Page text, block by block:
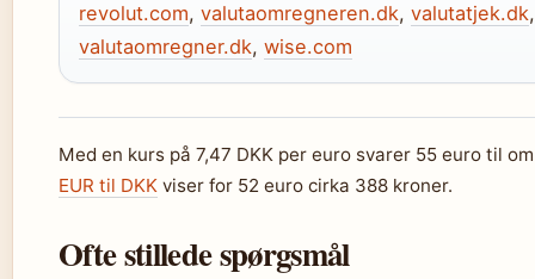
revolut.com, valutaomregneren.dk, valutatjek.dk
valutaomregner.dk, wise.com
Med en kurs på 7,47 DKK per euro svarer 55 euro til
EUR til DKK viser for 52 euro cirka 388 kroner.
Ofte stillede spørgsmål